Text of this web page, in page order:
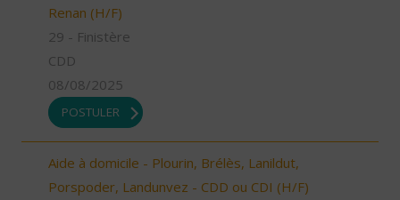
Renan (H/F)
29 - Finistère
CDD
08/08/2025
POSTULER
Aide à domicile - Plourin, Brélès, Lanildut,
Porspoder, Landunvez - CDD ou CDI (H/F)